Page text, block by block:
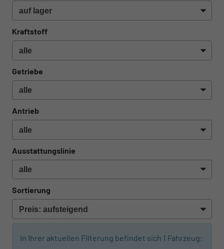
Kraftstoff
Getriebe
Antrieb
Ausstattungslinie
Sortierung
In Ihrer aktuellen Filterung befindet sich 1 Fahrzeug: